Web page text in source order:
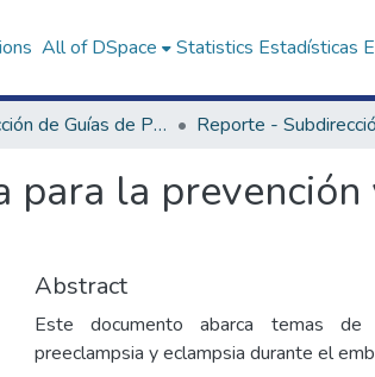
All of DSpace Statistics Estadísticas
Subdirección de Guías de Práctica Clínica
para la
Abstract
Este documento abarca temas
preeclampsia y eclampsia durante el